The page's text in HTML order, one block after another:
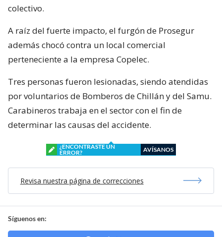
colectivo.
A raíz del fuerte impacto, el furgón de Prosegur
además chocó contra un local comercial
perteneciente a la empresa Copelec.
Tres personas fueron lesionadas, siendo atendidas
por voluntarios de Bomberos de Chillán y del Samu.
Carabineros trabaja en el sector con el fin de
determinar las causas del accidente.
¿ENCONTRASTE UN
ERROR?
AVÍSANOS
Revisa nuestra página de correcciones
Síguenos en: